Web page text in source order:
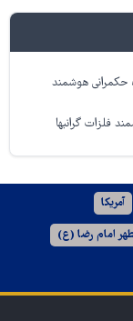
حکمرانی هوشمند
فلزات گرانبها
آمریکا
امام رضا (ع)